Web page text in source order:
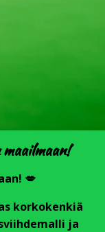
💋
korkokenkiä
ja